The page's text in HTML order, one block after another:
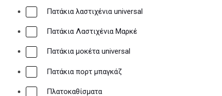
ΑΣΦΑΛΕΙΑ
Πατάκια λαστιχένια universal
Πατάκια Λαστιχένια Μαρκέ
Πατάκια μοκέτα universal
Πατάκια πορτ μπαγκάζ
Πλατοκαθίσματα